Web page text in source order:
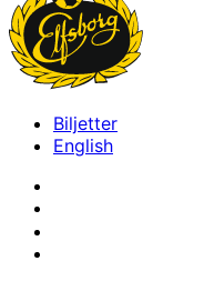
Biljetter
English